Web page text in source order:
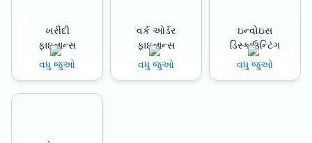
a convenient and affordable option for businesses.
Whether you need funds for working capital, expansion,
or any other business requirement, Oxyzo’s loan against
property can help you meet your needs.
ખરીદી
ફાઇનાન્સ
વધુ જુઓ
વર્ક ઓર્ડર
ફાઇનાન્સ
વધુ જુઓ
ઇન્વોઇસ
ડિસ્કાઉન્ટિંગ
વધુ જુઓ